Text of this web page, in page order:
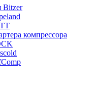
Bitzer
компрессора